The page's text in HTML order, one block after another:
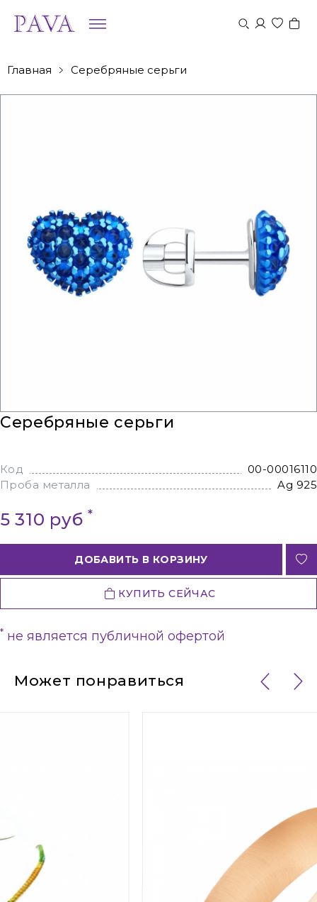
Главная Серебряные серьги
Серебряные серьги
Код
00-00016110
Проба металла
Ag 925
5 310 руб*
ДОБАВИТЬ В КОРЗИНУ
КУПИТЬ СЕЙЧАС
* не является публичной офертой
Может понравиться